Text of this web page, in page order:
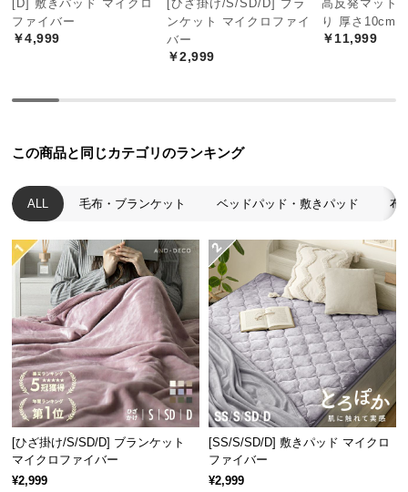
中
型
商
に
い
小
型
品
の
配
送
に
つ
い
て
優れた機能で、1年中快適な睡眠を
[D] 敷きパッド マイクロ
ファイバー
￥4,999
[ひざ掛け/S/SD/D] ブラ
ンケット マイクロファイ
バー
￥2,999
高反発マット
り 厚さ10cm
￥11,999
この商品と同じカテゴリのランキング
ALL 毛布・ブランケット ベッドパッド・敷きパッド 布
[ひざ掛け/S/SD/D] ブランケット
マイクロファイバー
¥2,999
[SS/S/SD/D] 敷きパッド マイクロ
ファイバー
¥2,999